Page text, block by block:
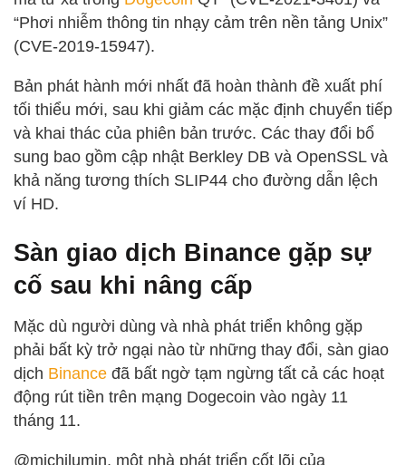
“Phơi nhiễm thông tin nhạy cảm trên nền tảng Unix”
(CVE-2019-15947).
Bản phát hành mới nhất đã hoàn thành đề xuất phí
tối thiểu mới, sau khi giảm các mặc định chuyển tiếp
và khai thác của phiên bản trước. Các thay đổi bổ
sung bao gồm cập nhật Berkley DB và OpenSSL và
khả năng tương thích SLIP44 cho đường dẫn lệch
ví HD.
Sàn giao dịch Binance gặp sự
cố sau khi nâng cấp
Mặc dù người dùng và nhà phát triển không gặp
phải bất kỳ trở ngại nào từ những thay đổi, sàn giao
dịch Binance đã bất ngờ tạm ngừng tất cả các hoạt
động rút tiền trên mạng Dogecoin vào ngày 11
tháng 11.
@michilumin, một nhà phát triển cốt lõi của